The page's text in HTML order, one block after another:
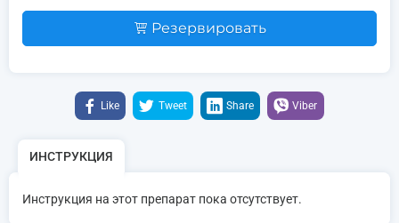
Резервировать
Like Tweet Share Viber
ИНСТРУКЦИЯ
Инструкция на этот препарат пока отсутствует.